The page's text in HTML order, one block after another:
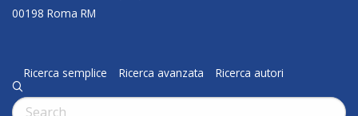
00198 Roma RM
Ricerca semplice Ricerca avanzata Ricerca autori
q
Cerca: